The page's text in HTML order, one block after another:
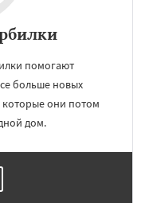
помогают
больше новых
которые они потом
дом.